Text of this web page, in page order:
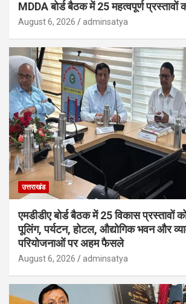
MDDA बोर्ड बैठक में 25 महत्वपूर्ण प्रस्तावों
August 6, 2026 adminsatya
उत्तराखंड
एमडीडीए बोर्ड बैठक में 25 विकास प्रस्तावों
पूलिंग, पर्यटन, होटल, औद्योगिक भवन और
परियोजनाओं पर अहम फैसले
August 6, 2026 adminsatya